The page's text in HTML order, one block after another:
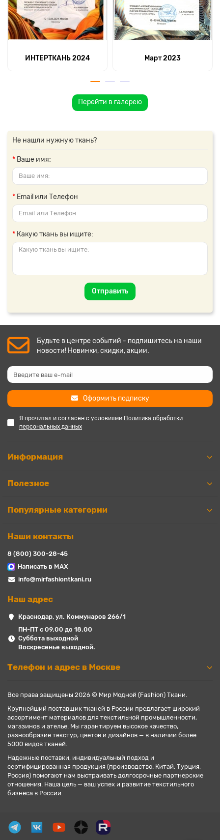
ИНТЕРТКАНЬ 2024 Март 2023
Перейти в галерею
Не нашли нужную ткань?
Ваше имя:
Email или Телефон
Какую ткань вы ищите:
Отправить
Будьте в центре событий - подпишитесь на наши
новости! Новинки, скидки, акции.
Оформить подписку
Я прочитал и согласен с условиями Политика обработки
персональных данных
Информация
Полезное
Популярные категории
Наши контакты
8 (800) 300-28-45
Написать в MAX
info@mirfashiontkani.ru
Наш адрес
Краснодар, ул. Коммунаров 266/1
ПН-ПТ с 09.00 до 18.00
Суббота выходной
Воскресенье выходной.
Телефон и адрес в Москве
Все права защищены 2026 © Мир Модной (Fashion) Ткани.
Крупнейший поставщик тканей в России предлагает широкий
ассортимент материалов для текстильной промышленности,
магазинов и ателье. Мы гарантируем высокое качество,
разнообразие текстур, цветов и дизайнов — в наличии более
5000 видов тканей.
Надежные поставки, индивидуальный подход и
сертифицированная продукция (производство: Китай, Турция,
Россия) помогают нам выстраивать долгосрочные партнерские
отношения. Наша цель — ваш успех и развитие текстильного
бизнеса в России.